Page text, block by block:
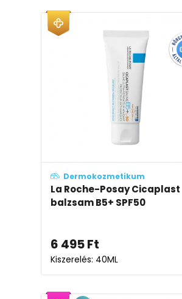
Dermokozmetikum
La Roche-Posay Cicaplast
balzsam B5+ SPF50
6 495Ft
Kiszerelés: 40ML